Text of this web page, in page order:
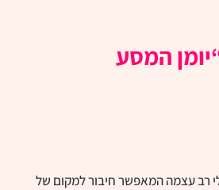
המסע
כלי רב עצמה המאפשר חיבור למקום של